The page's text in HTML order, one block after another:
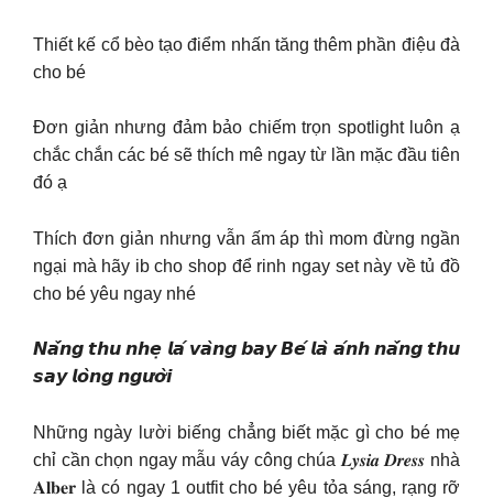
Thiết kế cổ bèo tạo điểm nhấn tăng thêm phần điệu đà
cho bé
Đơn giản nhưng đảm bảo chiếm trọn spotlight luôn ạ
chắc chắn các bé sẽ thích mê ngay từ lần mặc đầu tiên
đó ạ
Thích đơn giản nhưng vẫn ấm áp thì mom đừng ngần
ngại mà hãy ib cho shop để rinh ngay set này về tủ đồ
cho bé yêu ngay nhé
𝙉𝙖̆́𝙣𝙜 𝙩𝙝𝙪 𝙣𝙝𝙚̣ 𝙡𝙖́ 𝙫𝙖̀𝙣𝙜 𝙗𝙖𝙮 𝘽𝙚́ 𝙡𝙖̀ 𝙖́𝙣𝙝 𝙣𝙖̆́𝙣𝙜 𝙩𝙝𝙪
𝙨𝙖𝙮 𝙡𝙤̀𝙣𝙜 𝙣𝙜𝙪̛𝙤̛̀𝙞
Những ngày lười biếng chẳng biết mặc gì cho bé mẹ
chỉ cần chọn ngay mẫu váy công chúa 𝑳𝒚𝒔𝒊𝒂 𝑫𝒓𝒆𝒔𝒔 nhà
𝐀𝐥𝐛𝐞𝐫 là có ngay 1 outfit cho bé yêu tỏa sáng, rạng rỡ